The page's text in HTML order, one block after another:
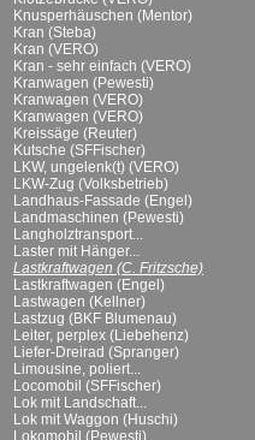
Knusperhäuschen (Mentor)
Kran (Steba)
Kran (VERO)
Kran - sehr einfach (VERO)
Kranwagen (Pewesti)
Kranwagen (VERO)
Kranwagen (VERO)
Kreissäge (Reuter)
Kutsche (SFFischer)
LKW, ungelenk(t) (VERO)
LKW-Zug (Volksbetrieb)
Landhaus-Fassade (Engel)
Landmaschinen (Pewesti)
Langholztransport...
Laster mit Hänger...
Lastkraftwagen (C. Fritzsche)
Lastkraftwagen (Engel)
Lastwagen (Kellner)
Lastzug (BKF Blumenau)
Leiter, perplex (Liebehenz)
Liefer-Dreirad (Spranger)
Limousine, poliert...
Locomobil (SFFischer)
Lok mit Landschaft...
Lok mit Waggon (Huschi)
Lokomobil (Pewesti)